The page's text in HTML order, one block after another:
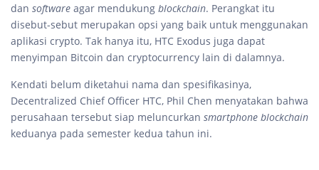
dan software agar mendukung blockchain. Perangkat itu
disebut-sebut merupakan opsi yang baik untuk menggunakan
aplikasi crypto. Tak hanya itu, HTC Exodus juga dapat
menyimpan Bitcoin dan cryptocurrency lain di dalamnya.
Kendati belum diketahui nama dan spesifikasinya,
Decentralized Chief Officer HTC, Phil Chen menyatakan bahwa
perusahaan tersebut siap meluncurkan smartphone blockchain
keduanya pada semester kedua tahun ini.